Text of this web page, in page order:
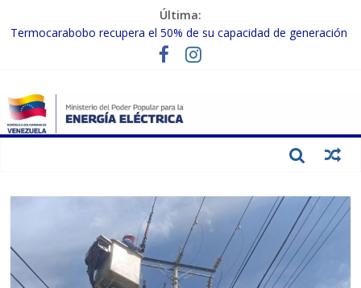
Última:
Termocarabobo recupera el 50% de su capacidad de generación
MPPEE avanza en la recuperación de infraestructuras eléctricas
Gobierno Nacional coordina acciones con el sector privado para
fortalecer el SEN ante el «Súper Niño»
Inspeccionan trabajos de rehabilitación en instalaciones del SEN